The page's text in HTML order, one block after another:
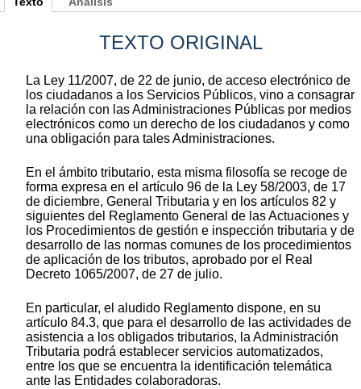
TEXTO ORIGINAL
La Ley 11/2007, de 22 de junio, de acceso electrónico de
los ciudadanos a los Servicios Públicos, vino a consagrar
la relación con las Administraciones Públicas por medios
electrónicos como un derecho de los ciudadanos y como
una obligación para tales Administraciones.
En el ámbito tributario, esta misma filosofía se recoge de
forma expresa en el artículo 96 de la Ley 58/2003, de 17
de diciembre, General Tributaria y en los artículos 82 y
siguientes del Reglamento General de las Actuaciones y
los Procedimientos de gestión e inspección tributaria y de
desarrollo de las normas comunes de los procedimientos
de aplicación de los tributos, aprobado por el Real
Decreto 1065/2007, de 27 de julio.
En particular, el aludido Reglamento dispone, en su
artículo 84.3, que para el desarrollo de las actividades de
asistencia a los obligados tributarios, la Administración
Tributaria podrá establecer servicios automatizados,
entre los que se encuentra la identificación telemática
ante las Entidades colaboradoras.